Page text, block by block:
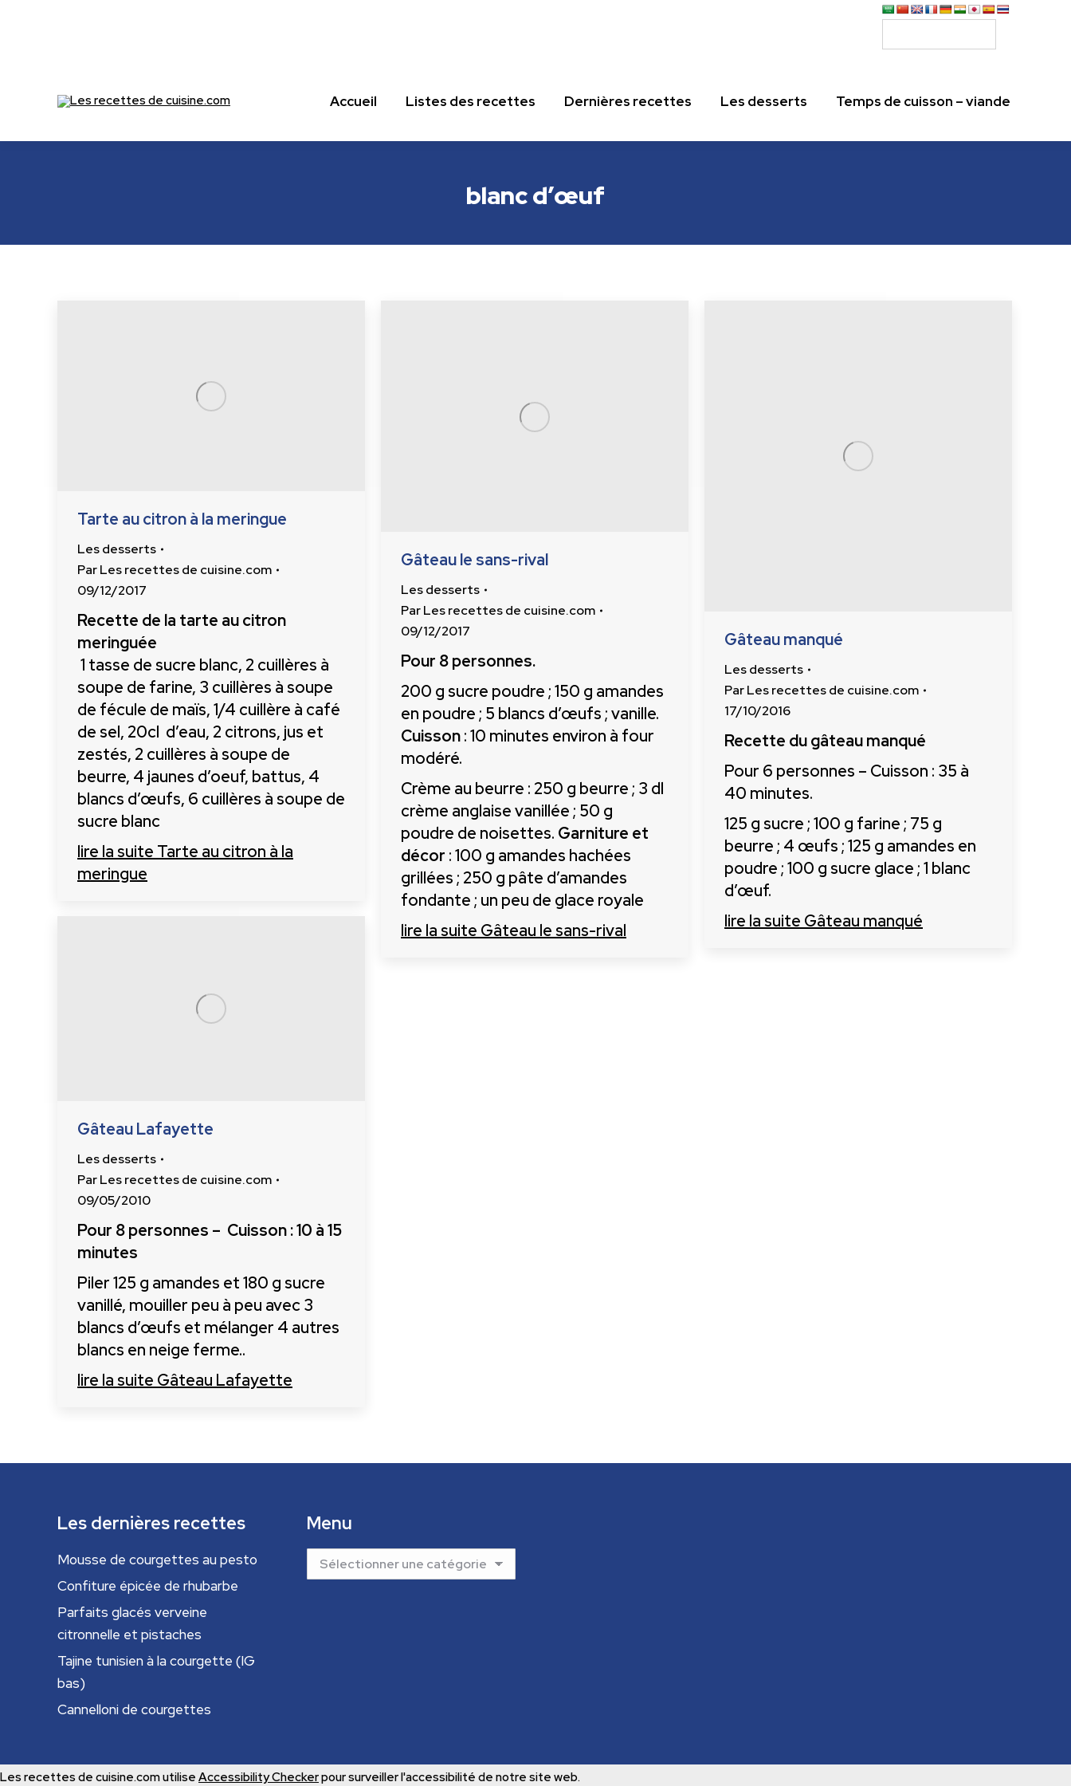
Les recettes de cuisine.com Accueil Listes des recettes Dernières recettes Les desserts Temps de cuisson – viande
blanc d’œuf
Tarte au citron à la meringue
Les desserts
ParLes recettes de cuisine.com
09/12/2017
Recette de la tarte au citron
meringuée
1 tasse de sucre blanc, 2 cuillères à
soupe de farine, 3 cuillères à soupe
de fécule de maïs, 1/4 cuillère à café
de sel, 20cl d’eau, 2 citrons, jus et
zestés, 2 cuillères à soupe de
beurre, 4 jaunes d’oeuf, battus, 4
blancs d’œufs, 6 cuillères à soupe de
sucre blanc
lire la suite Tarte au citron à la
meringue
Gâteau le sans-rival
Les desserts
ParLes recettes de cuisine.com
09/12/2017
Pour 8 personnes.
200 g sucre poudre ; 150 g amandes
en poudre ; 5 blancs d’œufs ; vanille.
Cuisson: 10 minutes environ à four
modéré.
Crème au beurre : 250 g beurre ; 3 dl
crème anglaise vanillée ; 50 g
poudre de noisettes. Garniture et
décor : 100 g amandes hachées
grillées ; 250 g pâte d’amandes
fondante ; un peu de glace royale
lire la suite Gâteau le sans-rival
Gâteau manqué
Les desserts
ParLes recettes de cuisine.com
17/10/2016
Recette du gâteau manqué
Pour 6 personnes – Cuisson : 35 à
40 minutes.
125 g sucre ; 100 g farine ; 75 g
beurre ; 4 œufs ; 125 g amandes en
poudre ; 100 g sucre glace ; 1 blanc
d’œuf.
lire la suite Gâteau manqué
Gâteau Lafayette
Les desserts
ParLes recettes de cuisine.com
09/05/2010
Pour 8 personnes – Cuisson : 10 à 15
minutes
Piler 125 g amandes et 180 g sucre
vanillé, mouiller peu à peu avec 3
blancs d’œufs et mélanger 4 autres
blancs en neige ferme..
lire la suite Gâteau Lafayette
Les dernières recettes
Mousse de courgettes au pesto
Confiture épicée de rhubarbe
Parfaits glacés verveine
citronnelle et pistaches
Tajine tunisien à la courgette (IG
bas)
Cannelloni de courgettes
Menu
Menu
Les recettes de cuisine.com utilise Accessibility Checkerpour surveiller l'accessibilité de notre site web.
Temps de cuisson – viande